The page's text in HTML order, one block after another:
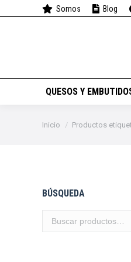
Somos Blog
QUESOS Y
Estás aquí:
Inicio Productos
BÚSQUEDA